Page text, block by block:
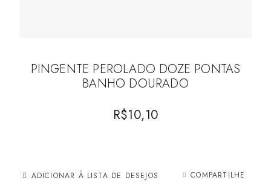
PINGENTE PEROLADO DOZE PONTAS
BANHO DOURADO
R$10,10
ADICIONAR À LISTA DE DESEJOS COMPARTILHE